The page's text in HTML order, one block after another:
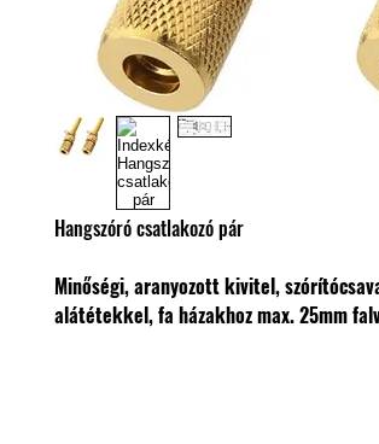
Hangszóró csatlakozó pár
Minőségi, aranyozott kivitel,
alátétekkel, fa házakhoz max. 25mm